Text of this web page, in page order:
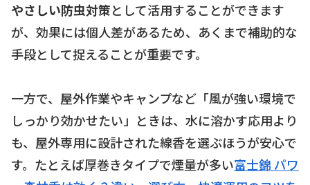
やさしい防虫対策として活用することができます
が、効果には個人差があるため、あくまで補助的な
手段として捉えることが重要です。
一方で、屋外作業やキャンプなど「風が強い環境で
しっかり効かせたい」ときは、水に溶かす応用より
も、屋外専用に設計された線香を選ぶほうが安心で
す。たとえば厚巻きタイプで煙量が多い富士錦 パワ